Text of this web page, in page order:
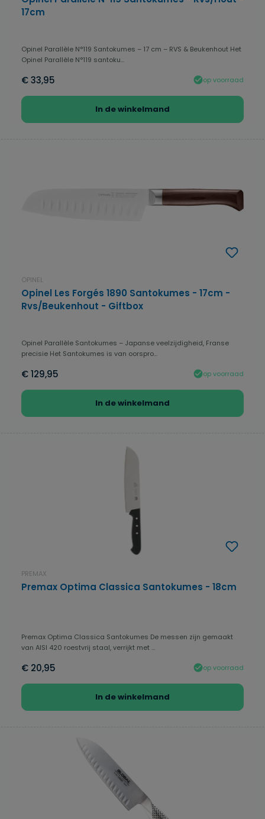
17cm
Opinel Parallèle N°119 Santokumes – 17 cm – RVS & Beukenhout Het
Opinel Parallèle N°119 santoku...
€ 33,95 op voorraad
In de winkelmand
OPINEL
Opinel Les Forgés 1890 Santokumes - 17cm -
Rvs/Beukenhout - Giftbox
Opinel Parallèle Santokumes – Japanse veelzijdigheid, Franse
precisie Het Santokumes is van oorspro...
€ 129,95 op voorraad
In de winkelmand
PREMAX
Premax Optima Classica Santokumes - 18cm
Premax Optima Classica Santokumes De messen zijn gemaakt
van AISI 420 roestvrij staal, verrijkt met ...
€ 20,95 op voorraad
In de winkelmand